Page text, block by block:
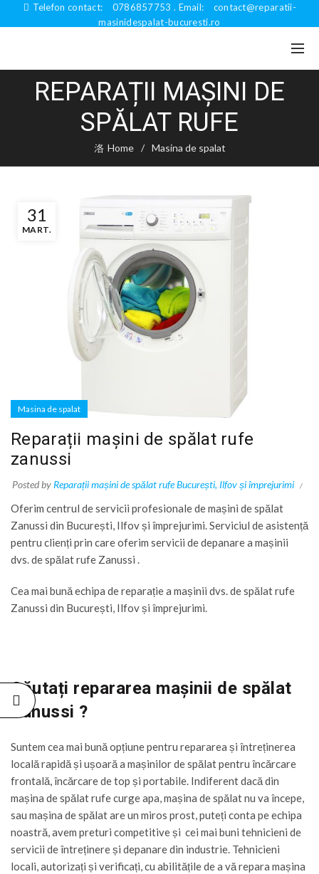
Telefon contact: 0786857753 . Email:
contact@reparatii-
masinidespalat-bucuresti.ro
REPARAȚII MAȘINI DE
SPĂLAT RUFE
Home Masina de spalat
31
MART.
Masina de spalat
Reparații mașini de spălat rufe
zanussi
Posted by Reparații mașini de spălat rufe București, Ilfov și împrejurimi
Oferim centrul de servicii profesionale de mașini de spălat
Zanussi din București, Ilfov și împrejurimi. Serviciul de asistență
pentru clienți prin care oferim servicii de depanare a mașinii
dvs. de spălat rufe Zanussi .
Cea mai bună echipa de reparație a mașinii dvs. de spălat rufe
Zanussi din București, Ilfov și împrejurimi.
Căutați repararea mașinii de spălat
Zanussi ?
Suntem cea mai bună opțiune pentru repararea și întreținerea
locală rapidă și ușoară a mașinilor de spălat pentru încărcare
frontală, încărcare de top și portabile. Indiferent dacă din
mașina de spălat rufe curge apa, mașina de spălat nu va începe,
sau mașina de spălat are un miros prost, puteți conta pe echipa
noastră, avem preturi competitive și cei mai buni tehnicieni de
servicii de întreținere și depanare din industrie. Tehnicieni
locali, autorizați și verificați, cu abilitățile de a vă repara mașina